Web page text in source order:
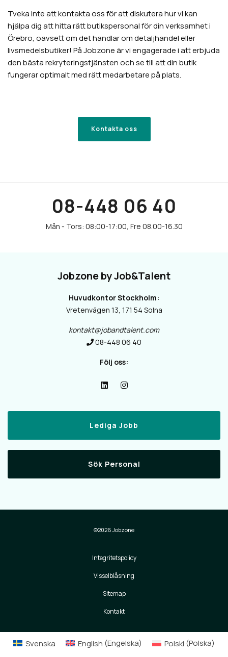
Tveka inte att kontakta oss för att diskutera hur vi kan
hjälpa dig att hitta rätt butikspersonal för din verksamhet i
Örebro, oavsett om det handlar om detaljhandel eller
livsmedelsbutiker! På Jobzone är vi engagerade i att erbjuda
den bästa rekryteringstjänsten och se till att din butik
fungerar optimalt med rätt medarbetare på plats.
Kontakta oss
08-448 06 40
Jobzone by Job&Talent
Huvudkontor Stockholm:
Vretenvägen 13, 171 54 Solna
kontakt@jobandtalent.com
08-448 06 40
Följ oss:
Lediga Jobb
Sök Personal
©2026 Jobzone
Integritetspolicy
Visselblåsning
Sitemap
Kontakt
Svenska English (Engelska) Polski (Polska)